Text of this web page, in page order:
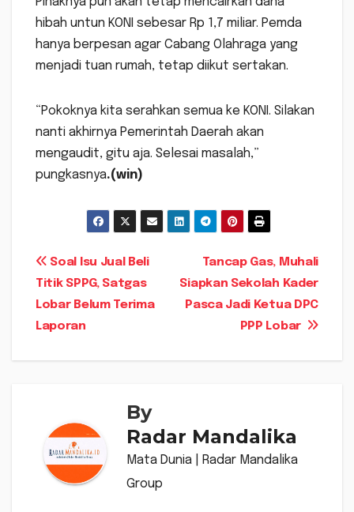
hibah untun KONI sebesar Rp 1,7 miliar. Pemda
hanya berpesan agar Cabang Olahraga yang
menjadi tuan rumah, tetap diikut sertakan.
“Pokoknya kita serahkan semua ke KONI. Silakan
nanti akhirnya Pemerintah Daerah akan
mengaudit, gitu aja. Selesai masalah,”
pungkasnya.(win)
Navigasi
pos
Tancap Gas, Muhali
Siapkan Sekolah Kader
Pasca Jadi Ketua DPC
PPP Lobar
Soal Isu Jual Beli
Titik SPPG, Satgas
Lobar Belum Terima
Laporan
By
Radar Mandalika
Mata Dunia | Radar Mandalika
Group